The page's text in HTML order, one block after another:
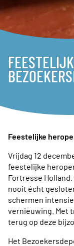
Feestelijke
Vrijdag 12
feestelijke
Fortresse
nooit écht
schermen
vernieuwing. Met
terug op deze
Het